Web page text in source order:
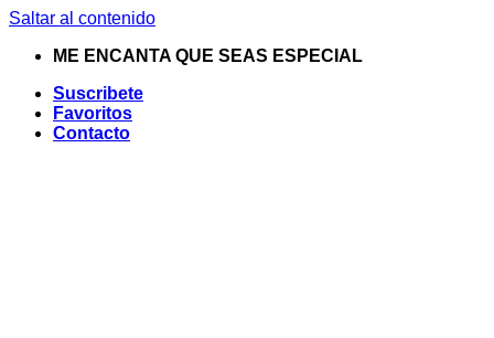
Saltar al contenido
ME ENCANTA QUE SEAS ESPECIAL
Suscribete
Favoritos
Contacto